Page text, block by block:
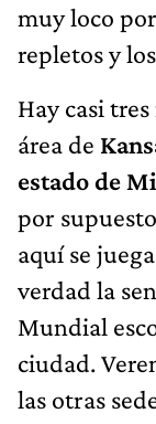
muy loco
repletos y
Hay casi
área de
estado de
por
aquí se
verdad la
Mundial
ciudad.
las otras